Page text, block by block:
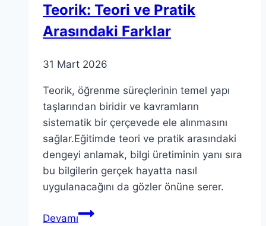
Teorik: Teori ve Pratik
Arasındaki Farklar
31 Mart 2026
Teorik, öğrenme süreçlerinin temel yapı
taşlarından biridir ve kavramların
sistematik bir çerçevede ele alınmasını
sağlar.Eğitimde teori ve pratik arasındaki
dengeyi anlamak, bilgi üretiminin yanı sıra
bu bilgilerin gerçek hayatta nasıl
uygulanacağını da gözler önüne serer.
DevamıTeorik: